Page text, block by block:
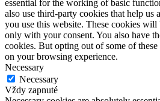
essential for the working of basic
also use third-party cookies that help us
you use this website. These cookies
only with your consent. You also have
cookies. But opting out of some of
on your browsing experience.
Necessary
Necessary
Vždy zapnuté